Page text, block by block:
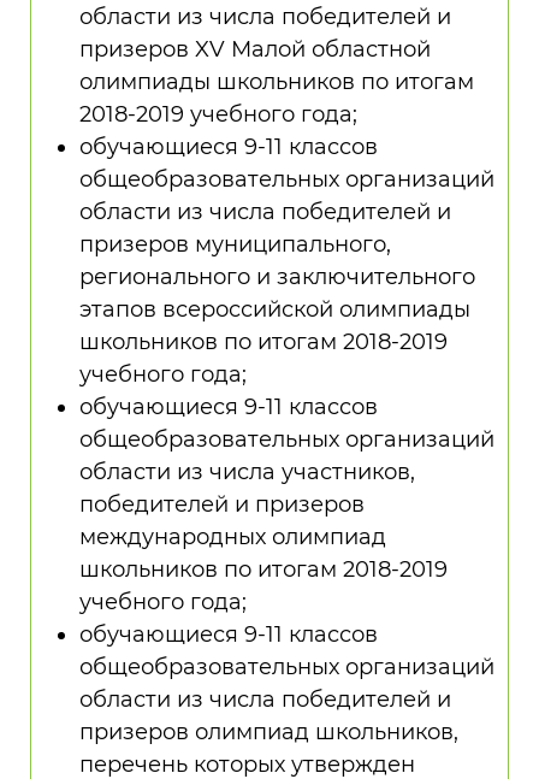
области из числа победителей и
призеров XV Малой областной
олимпиады школьников по итогам
2018-2019 учебного года;
обучающиеся 9-11 классов
общеобразовательных организаций
области из числа победителей и
призеров муниципального,
регионального и заключительного
этапов всероссийской олимпиады
школьников по итогам 2018-2019
учебного года;
обучающиеся 9-11 классов
общеобразовательных организаций
области из числа участников,
победителей и призеров
международных олимпиад
школьников по итогам 2018-2019
учебного года;
обучающиеся 9-11 классов
общеобразовательных организаций
области из числа победителей и
призеров олимпиад школьников,
перечень которых утвержден